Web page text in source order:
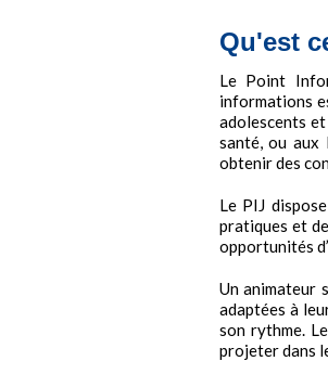
Qu'est
Le Point
informations
adolescents et
santé, ou aux
obtenir des
Le PIJ
pratiques et
opportunités
Un animateur
adaptées à
son rythme.
projeter dans